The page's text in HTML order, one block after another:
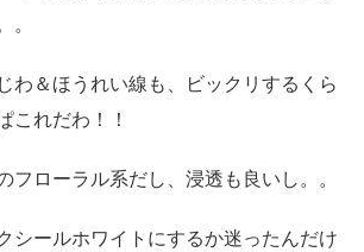
。
わ＆ほうれい線も、ビックリするくら
これだわ！！
フローラル系だし、浸透も良いし。。
シールホワイトにするか迷ったんだけ